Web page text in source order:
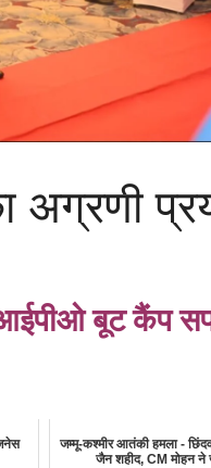
अग्रणी
आईपीओ बूट कैंप
जम्मू-कश्मीर आतंकी हमला -
जैन शहीद, CM मोहन ने